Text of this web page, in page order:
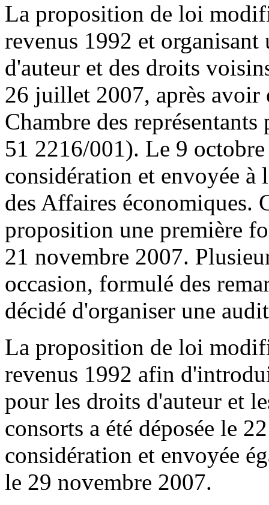
La proposition de loi
revenus 1992 et
d'auteur et des droits
26 juillet 2007, après avoir
Chambre des
51 2216/001). Le 9
considération et envoyée à
des Affaires économiques.
proposition une première
21 novembre 2007.
occasion, formulé des
décidé d'organiser une
La proposition de loi
revenus 1992 afin
pour les droits d'auteur et
consorts a été déposée le
considération et envoyée
le 29 novembre 2007.